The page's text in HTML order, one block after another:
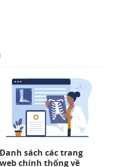
Danh sách các trang
web chính thống về